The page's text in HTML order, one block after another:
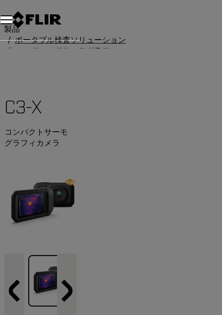
製品
ポータブル検査ソリューション
ハンドヘルドサーモグラフィカメラ
C3-X
コンパクトサーモ
グラフィカメラ